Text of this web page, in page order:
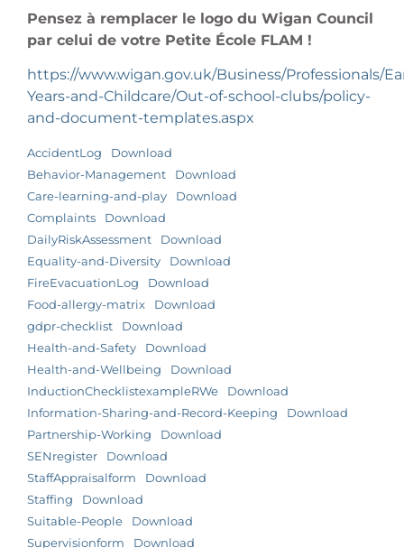
Pensez à remplacer le logo du Wigan Council
par celui de votre Petite École FLAM !
https://www.wigan.gov.uk/Business/Professionals/
Years-and-Childcare/Out-of-school-clubs/policy-
and-document-templates.aspx
AccidentLog
Download
Behavior-Management
Download
Care-learning-and-play
Download
Complaints
Download
DailyRiskAssessment
Download
Equality-and-Diversity
Download
FireEvacuationLog
Download
Food-allergy-matrix
Download
gdpr-checklist
Download
Health-and-Safety
Download
Health-and-Wellbeing
Download
InductionChecklistexampleRWe
Download
Information-Sharing-and-Record-Keeping
Download
Partnership-Working
Download
SENregister
Download
StaffAppraisalform
Download
Staffing
Download
Suitable-People
Download
Supervisionform
Download